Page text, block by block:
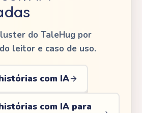
do TaleHug por
leitor e caso de uso.
com IA
com IA para